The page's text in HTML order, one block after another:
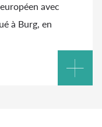
avec
à Burg, en